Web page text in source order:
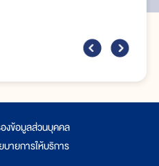
งข้อมูลส่วนบุคคล
ายการให้บริการ